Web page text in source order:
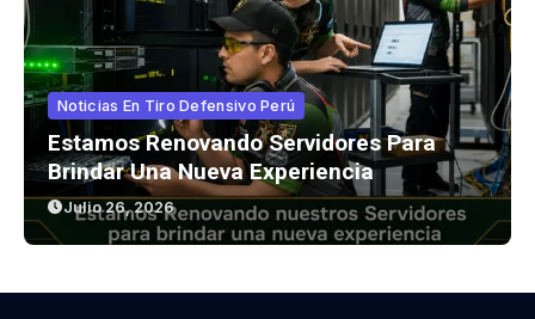
Noticias En Tiro Defensivo Perú
Estamos Renovando Servidores Para
Brindar Una Nueva Experiencia
Julio 26, 2026